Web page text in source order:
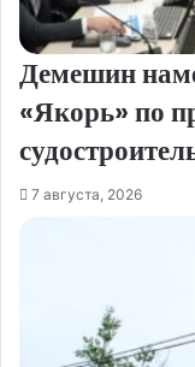
Демешин
«Якорь» по
7 августа, 2026